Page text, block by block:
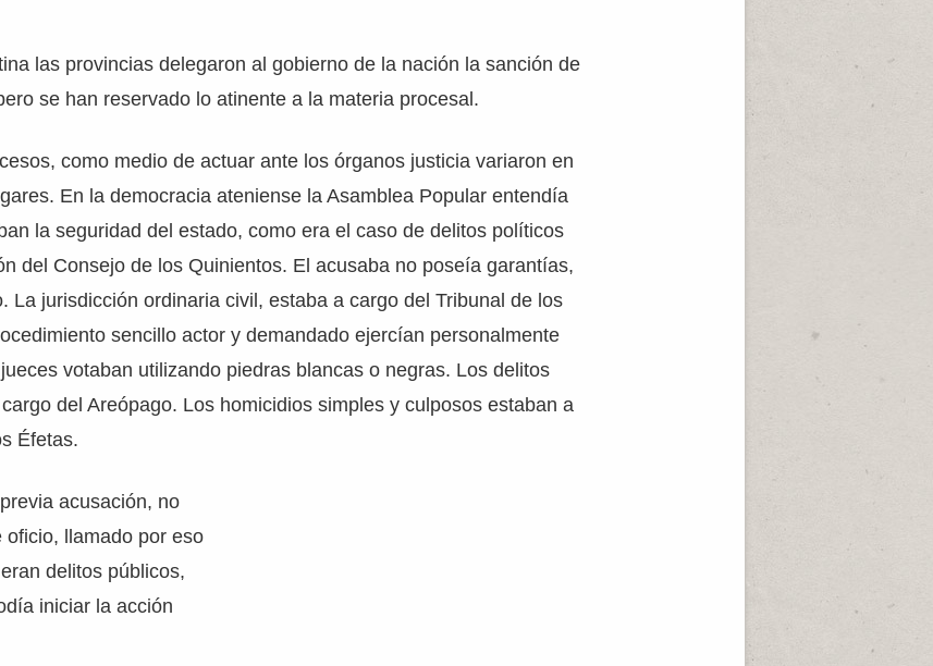
las provincias delegaron al gobierno de la nación la sanción de
se han reservado lo atinente a la materia procesal.
como medio de actuar ante los órganos justicia variaron en
En la democracia ateniense la Asamblea Popular entendía
la seguridad del estado, como era el caso de delitos políticos
del Consejo de los Quinientos. El acusaba no poseía garantías,
La jurisdicción ordinaria civil, estaba a cargo del Tribunal de los
sencillo actor y demandado ejercían personalmente
votaban utilizando piedras blancas o negras. Los delitos
del Areópago. Los homicidios simples y culposos estaban a
Éfetas.
acusación, no
llamado por eso
delitos públicos,
iniciar la acción